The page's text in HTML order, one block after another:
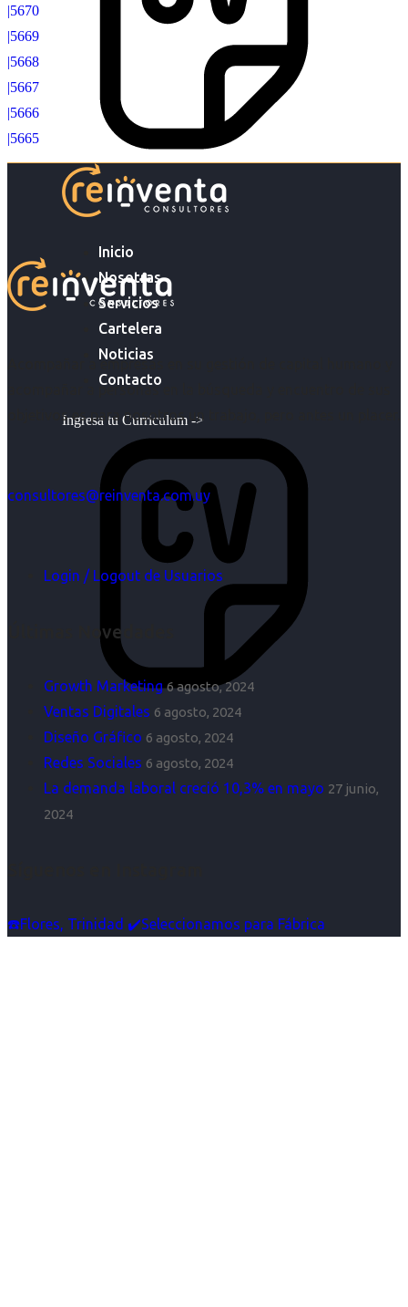
Inicio
Nosotras
Servicios
Cartelera
Noticias
Contacto
Ingresa tu Curriculum ->
|5670
|5669
|5668
|5667
|5666
|5665
Acompañar a empresas en su gestión de capital humano y
acompañar a personas en la búsqueda y encuentro de sus
objetivos es para nosotros un trabajo, pero antes un placer.
consultores@reinventa.com.uy
Login / Logout de Usuarios
Últimas Novedades
Growth Marketing 6 agosto, 2024
Ventas Digitales 6 agosto, 2024
Diseño Gráfico 6 agosto, 2024
Redes Sociales 6 agosto, 2024
La demanda laboral creció 10,3% en mayo 27 junio,
2024
☎️Flores, Trinidad ✔️Seleccionamos para Fábrica